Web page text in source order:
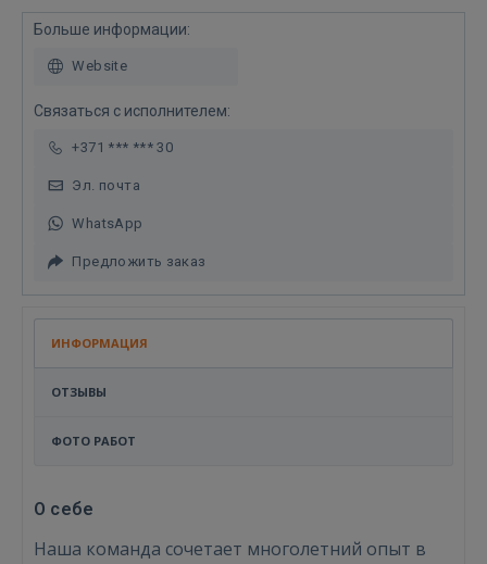
Больше информации:
Website
Связаться с исполнителем:
+371 *** *** 30
Эл. почта
WhatsApp
Предложить заказ
ИНФОРМАЦИЯ
ОТЗЫВЫ
ФОТО РАБОТ
О себе
Наша команда сочетает многолетний опыт в